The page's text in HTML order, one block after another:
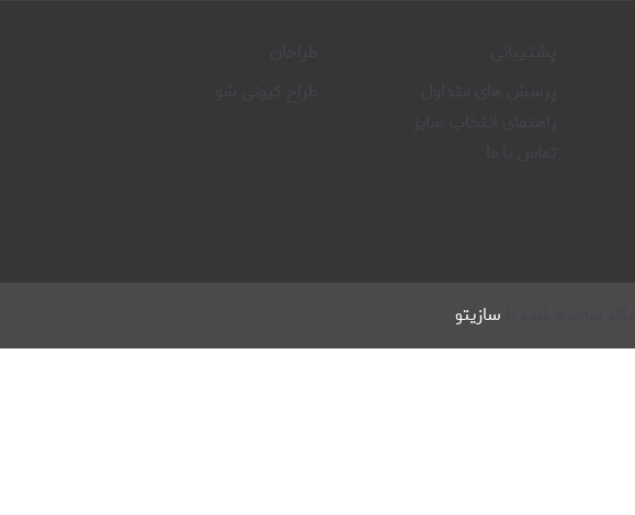
پشتیبانی
پرسش های متداول
راهنمای انتخاب سایز
تماس با ما
طراحان
طراح کیوتی شو
سازیتو